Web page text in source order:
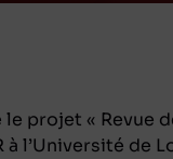
projet «
l’Université